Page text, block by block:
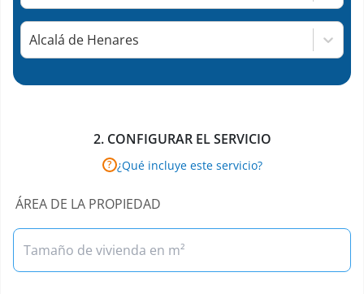
Alcalá de Henares
2. CONFIGURAR EL SERVICIO
? ¿Qué incluye este servicio?
ÁREA DE LA PROPIEDAD